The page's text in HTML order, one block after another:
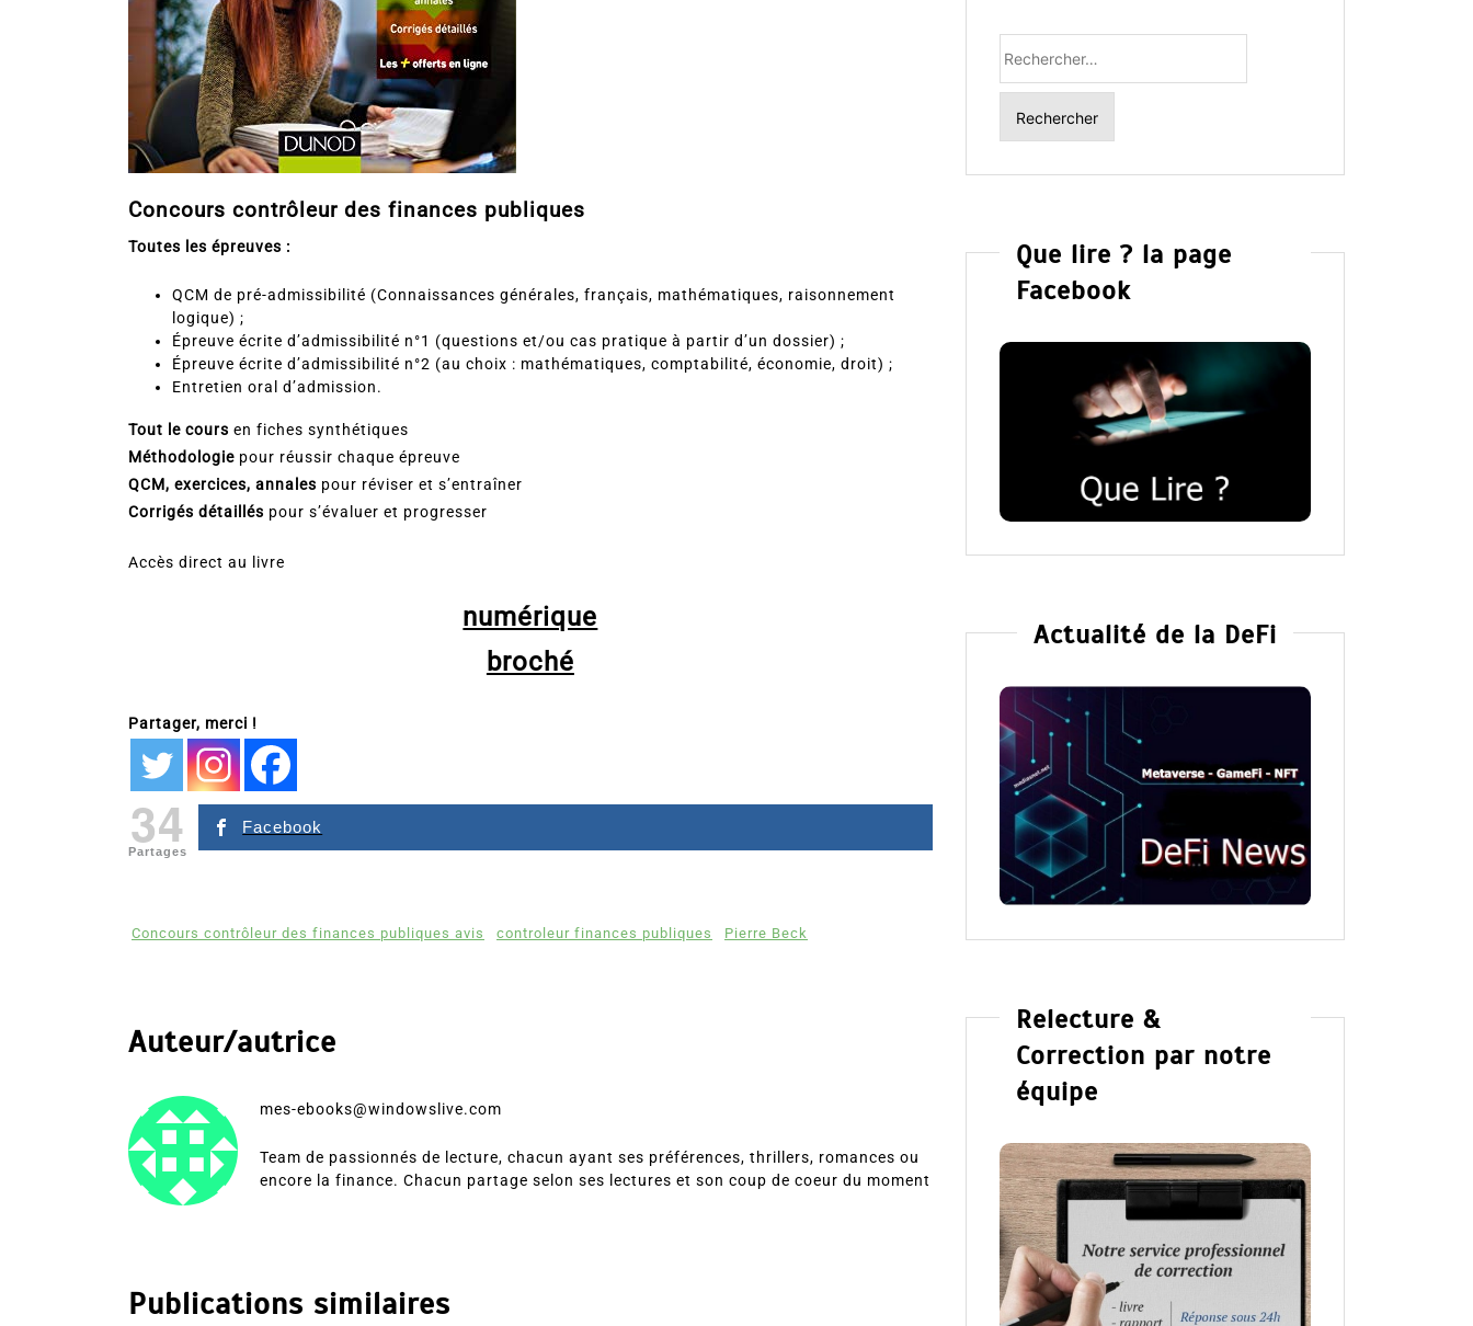
Concours contrôleur des finances publiques
Toutes les épreuves :
QCM de pré-admissibilité (Connaissances générales, français, mathématiques, raisonnement
logique) ;
Épreuve écrite d’admissibilité n°1 (questions et/ou cas pratique à partir d’un dossier) ;
Épreuve écrite d’admissibilité n°2 (au choix : mathématiques, comptabilité, économie, droit) ;
Entretien oral d’admission.
Tout le cours en fiches synthétiques
Méthodologie pour réussir chaque épreuve
QCM, exercices, annales pour réviser et s’entraîner
Corrigés détaillés pour s’évaluer et progresser
Accès direct au livre
numérique
broché
Partager, merci !
34
Partages
Facebook
Concours contrôleur des finances publiques avis controleur finances publiques Pierre Beck
Auteur/autrice
mes-ebooks@windowslive.com
Team de passionnés de lecture, chacun ayant ses préférences, thrillers, romances ou
encore la finance. Chacun partage selon ses lectures et son coup de coeur du moment
Publications similaires
Que lire ? la page
Facebook
Actualité de la DeFi
Relecture &
Correction par notre
équipe